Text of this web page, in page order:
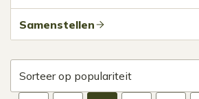
Samenstellen